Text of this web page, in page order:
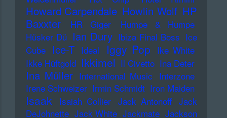
Howard Carpendale Howlin Wolf HP
Baxxter
HR Giger
Humpe & Humpe
Hüsker Dü Ian Dury Ibiza Final Boss Ice
Cube
Ice-T Ideal Iggy Pop Ike White
Ikke Hüftgold Ikkimel Il Civetto Ina Deter
Ina Müller International Music Interzone
Irene Schweizer Irmin Schmidt Iron Maiden
Isaak Isaiah Collier Jack Antonoff Jack
DeJohnette Jack White Jackmate Jackson